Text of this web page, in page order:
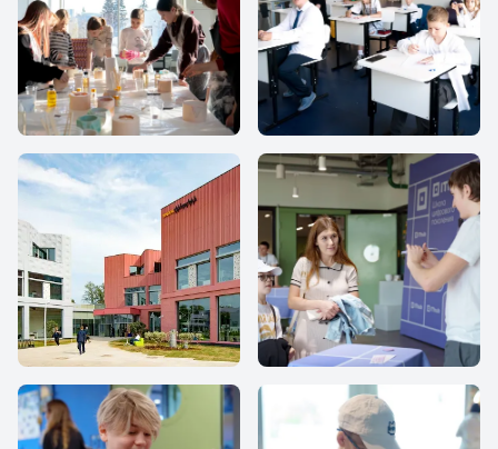
IThub school IThub school
IThub-school IThub school